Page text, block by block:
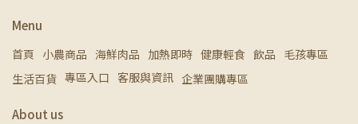
Menu
首頁 小農商品 海鮮肉品 加熱即時 健康輕食 飲品 毛孩專區
生活百貨 專區入口 客服與資訊 企業團購專區
About us